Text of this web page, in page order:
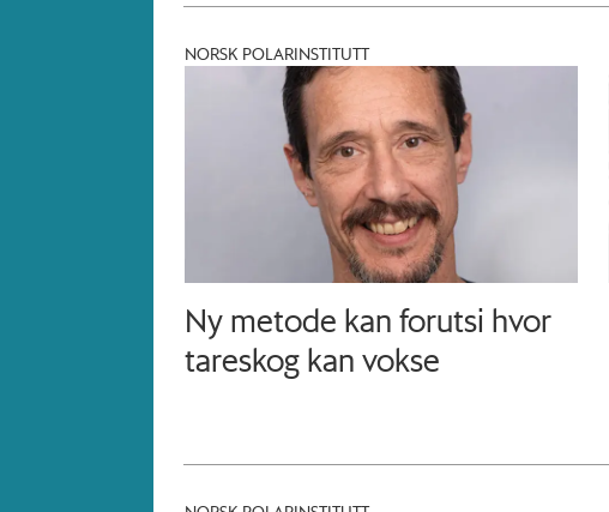
NORSK POLARINSTITUTT
Ny metode kan forutsi hvor
tareskog kan vokse